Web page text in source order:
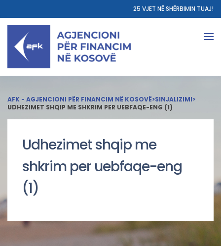
25 VJET NË SHËRBIMIN TUAJ!
AFK - AGJENCIONI PËR FINANCIM NË KOSOVË>SINJALIZIMI>
UDHEZIMET SHQIP ME SHKRIM PER UEBFAQE-ENG (1)
Udhezimet shqip me
shkrim per uebfaqe-eng
(1)